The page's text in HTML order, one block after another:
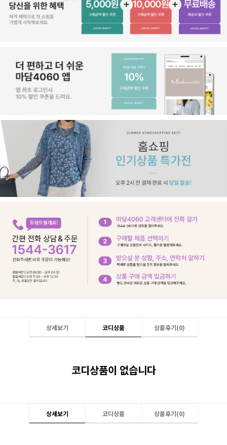
상세보기 코디상품 상품후기(0)
코디상품이 없습니다
상세보기 코디상품 상품후기(0)